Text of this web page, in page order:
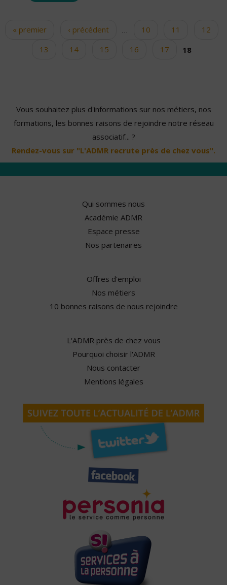
Pages
« premier ‹ précédent … 10 11
12
13
14 15 16 17 18
Vous souhaitez plus d'informations sur nos métiers, nos
formations, les bonnes raisons de rejoindre notre réseau
associatif... ?
Rendez-vous sur "L'ADMR recrute près de chez vous".
Qui sommes nous
Académie ADMR
Espace presse
Nos partenaires
Offres d'emploi
Nos métiers
10 bonnes raisons de nous rejoindre
L'ADMR près de chez vous
Pourquoi choisir l'ADMR
Nous contacter
Mentions légales